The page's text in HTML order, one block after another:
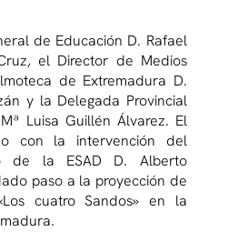
de Educación D. Rafael
el Director de Medios
de Extremadura D.
y la Delegada Provincial
Luisa Guillén Álvarez. El
con la intervención del
de la ESAD D. Alberto
paso a la proyección de
cuatro Sandos» en la